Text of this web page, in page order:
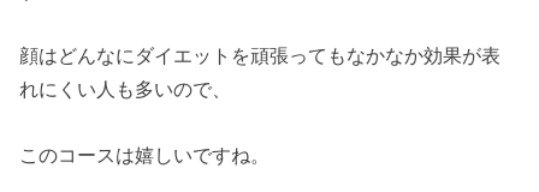
顔はどんなにダイエットを頑張ってもなかなか効果が表
れにくい人も多いので、
このコースは嬉しいですね。